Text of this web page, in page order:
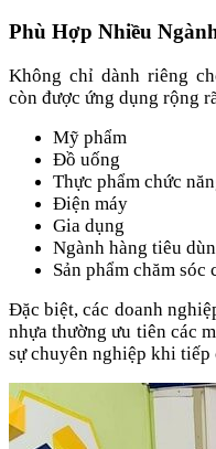
Phù Hợp Nhiều
Không chỉ dành riêng
còn được ứng dụng rộng
Mỹ phẩm
Đồ uống
Thực phẩm chức
Điện máy
Gia dụng
Ngành hàng tiêu
Sản phẩm chăm sóc
Đặc biệt, các doanh
nhựa thường ưu tiên các
sự chuyên nghiệp khi tiếp